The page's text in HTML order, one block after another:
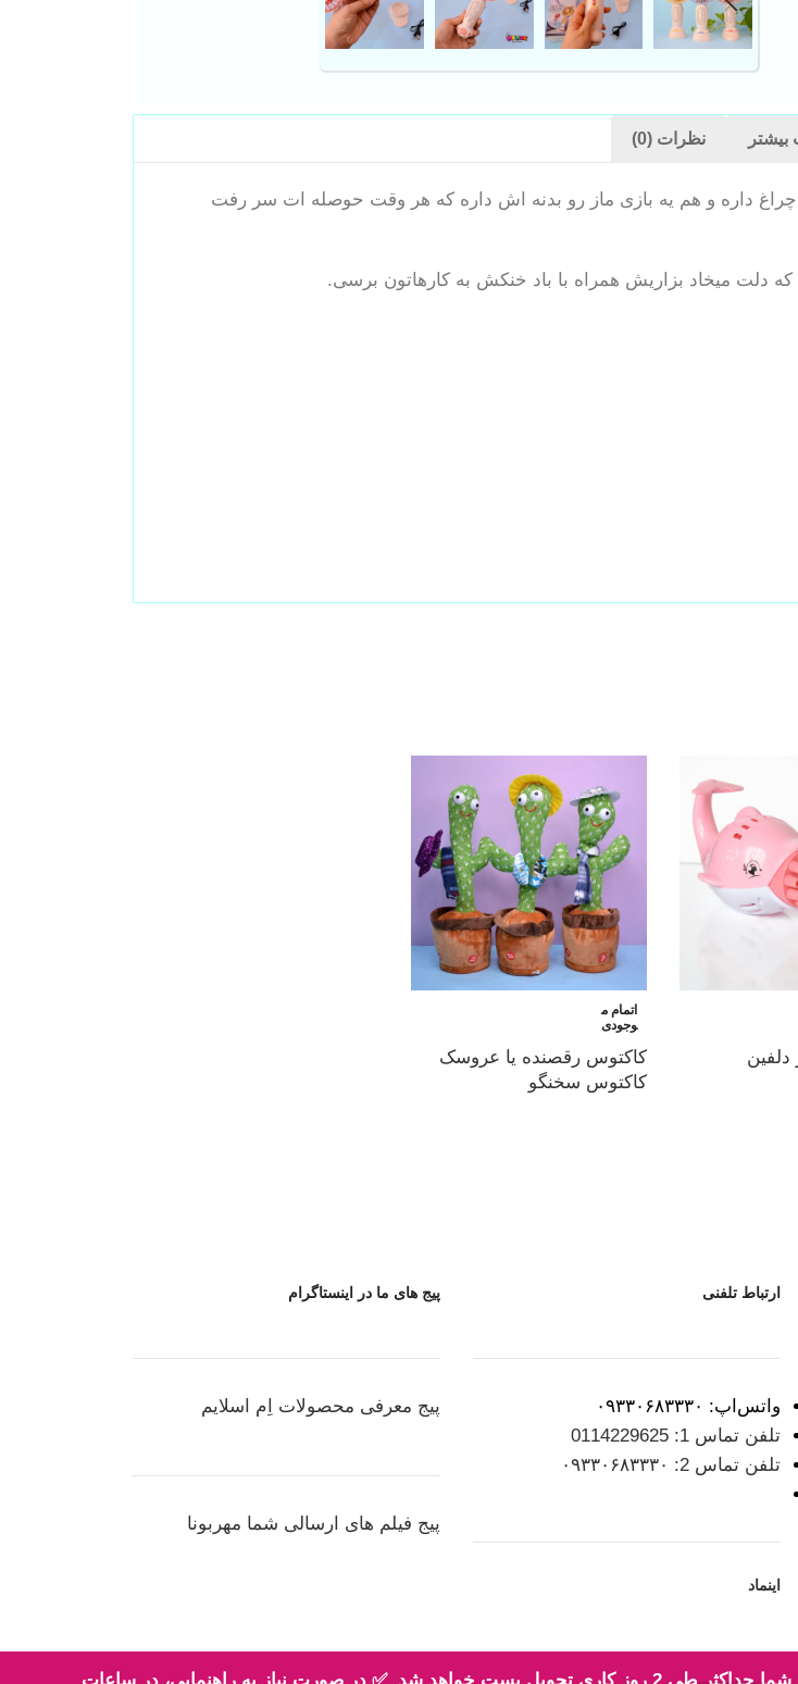
بیشتر نظرات (0)
داره و هم یه بازی ماز رو بدنه اش داره که هر وقت حوصله ات سر رفت
دلت میخاد بزاریش همراه با باد خنکش به کارهاتون برسی.
دلفین
اتمام م
وجودی
کاکتوس رقصنده یا عروسک
کاکتوس سخنگو
ارتباط تلفنی
واتس‌اپ: ۰۹۳۳۰۶۸۳۳۳۰
تلفن تماس 1: 0114229625
تلفن تماس 2: ۰۹۳۳۰۶۸۳۳۳۰
اینماد
پیج های ما در اینستاگرام
پیج معرفی محصولات اِم اسلایم
پیج فیلم های ارسالی شما مهربونا